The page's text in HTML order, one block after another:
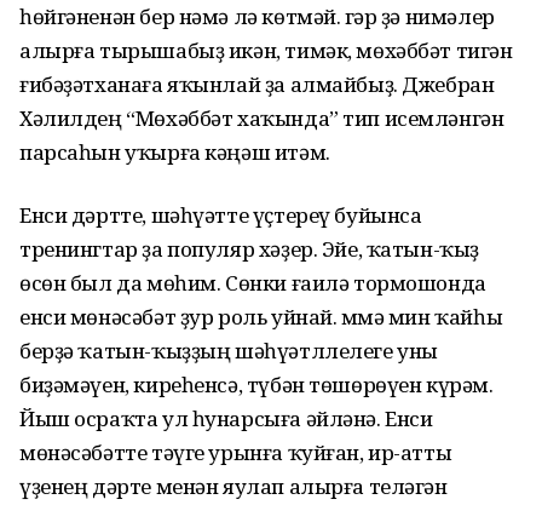
һөйгәненән бер нәмә лә көтмәй. Әгәр ҙә нимәлер
алырға тырышабыҙ икән, тимәк, мөхәббәт тигән
ғибәҙәтханаға яҡынлай ҙа алмайбыҙ. Джебран
Хәлилдең “Мөхәббәт хаҡында” тип исемләнгән
парсаһын уҡырға кәңәш итәм.
Енси дәртте, шәһүәтте үҫтереү буйынса
тренингтар ҙа популяр хәҙер. Эйе, ҡатын-ҡыҙ
өсөн был да мөһим. Сөнки ғаилә тормошонда
енси мөнәсәбәт ҙур роль уйнай. Әммә мин ҡайһы
берҙә ҡатын-ҡыҙҙың шәһүәтллелеге уны
биҙәмәүен, киреһенсә, түбән төшөрөүен күрәм.
Йыш осраҡта ул һунарсыға әйләнә. Енси
мөнәсәбәтте тәүге урынға ҡуйған, ир-атты
үҙенең дәрте менән яулап алырға теләгән